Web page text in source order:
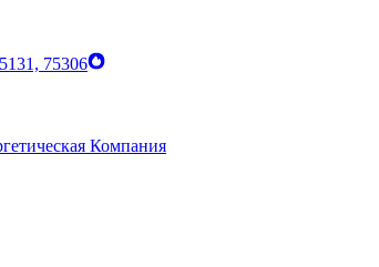
75306
Компания